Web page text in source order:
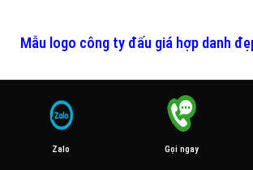
Mẫu logo công ty đấu giá hợp danh
Zalo Gọi ngay